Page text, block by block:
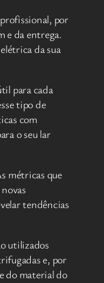
por
e da entrega.
da sua
para cada
tipo de
com
o seu lar
métricas que
tendências
utilizados
e, por
do material do